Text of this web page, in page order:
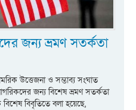
জন্য ভ্রমণ সতর্কতা
উত্তেজনা ও সম্ভাব্য সংঘাত
জন্য বিশেষ ভ্রমণ সতর্কতা
বিশেষ বিবৃতিতে বলা হয়েছে,